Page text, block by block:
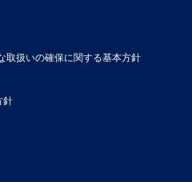
取扱いの確保に関する基本方針
針